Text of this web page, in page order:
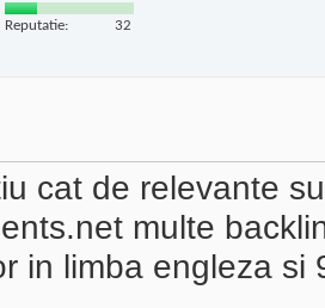
Reputatie: 32
cat de relevante
multe
in limba engleza si